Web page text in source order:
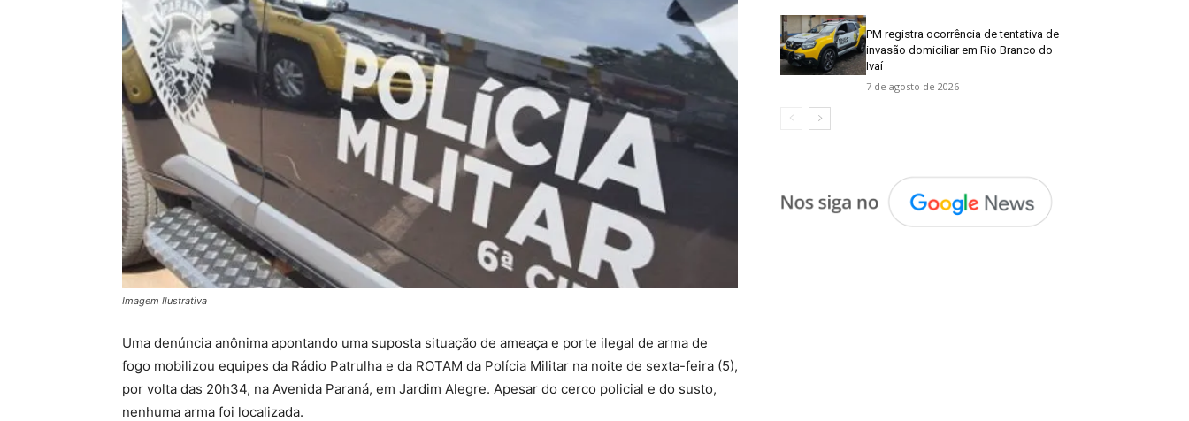
Imagem Ilustrativa
Uma denúncia anônima apontando uma suposta situação de ameaça e porte ilegal de arma de
fogo mobilizou equipes da Rádio Patrulha e da ROTAM da Polícia Militar na noite de sexta-feira (5),
por volta das 20h34, na Avenida Paraná, em Jardim Alegre. Apesar do cerco policial e do susto,
nenhuma arma foi localizada.
PM registra ocorrência de tentativa de
invasão domiciliar em Rio Branco do
Ivaí
7 de agosto de 2026